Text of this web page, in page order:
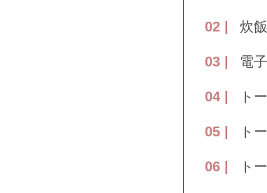
炊
電
ト
ト
ト